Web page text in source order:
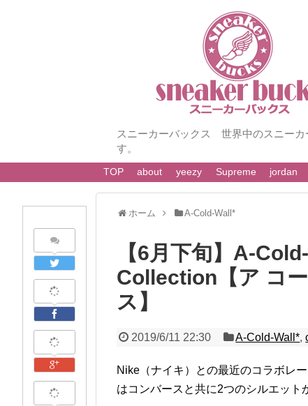
スニーカーバックス 世界中のスニーカ
す。
TOP about yeezy Supreme jordan
ホーム A-Cold-Wall*
【6月下旬】A-
Collection【ア コ
ス】
2019/6/11 22:30 A-Cold-Wall*,
Nike（ナイキ）との最近のコラボレ
はコンバースと共に2つのシルエット